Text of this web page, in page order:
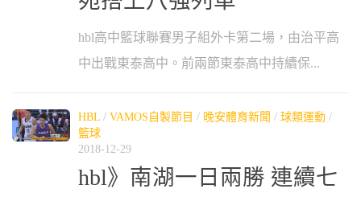
hbl高中籃球聯賽男子組外卡第二場，由治平高
中出戰東泰高中。前兩節東泰高中持續保...
HBL / VAMOS自製節目 / 晚安體育新聞 / 球類運動 /
籃球
2018-12-29
hbl》南湖一日兩勝 連續七